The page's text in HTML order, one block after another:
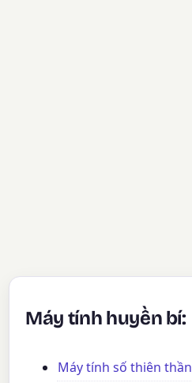
Máy tính huyền bí:
Máy tính số thiên thần